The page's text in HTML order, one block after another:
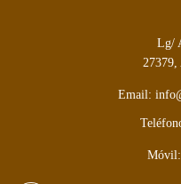
Lg/
Email:
Móvil: